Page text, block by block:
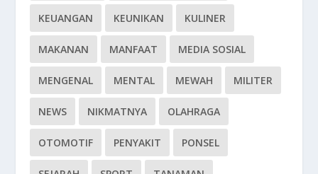
KEUANGAN KEUNIKAN KULINER
MAKANAN MANFAAT MEDIA SOSIAL
MENGENAL MENTAL MEWAH MILITER
NEWS NIKMATNYA OLAHRAGA
OTOMOTIF PENYAKIT PONSEL